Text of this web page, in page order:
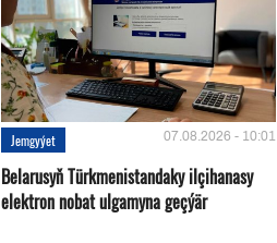
Jemgyýet 07.08.2026 - 10:01
Belarusyň Türkmenistandaky ilçihanasy
elektron nobat ulgamyna geçýär